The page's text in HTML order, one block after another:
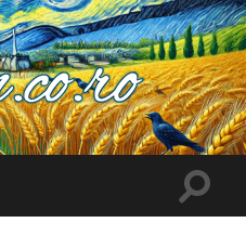
Kuncoro++
Toggle